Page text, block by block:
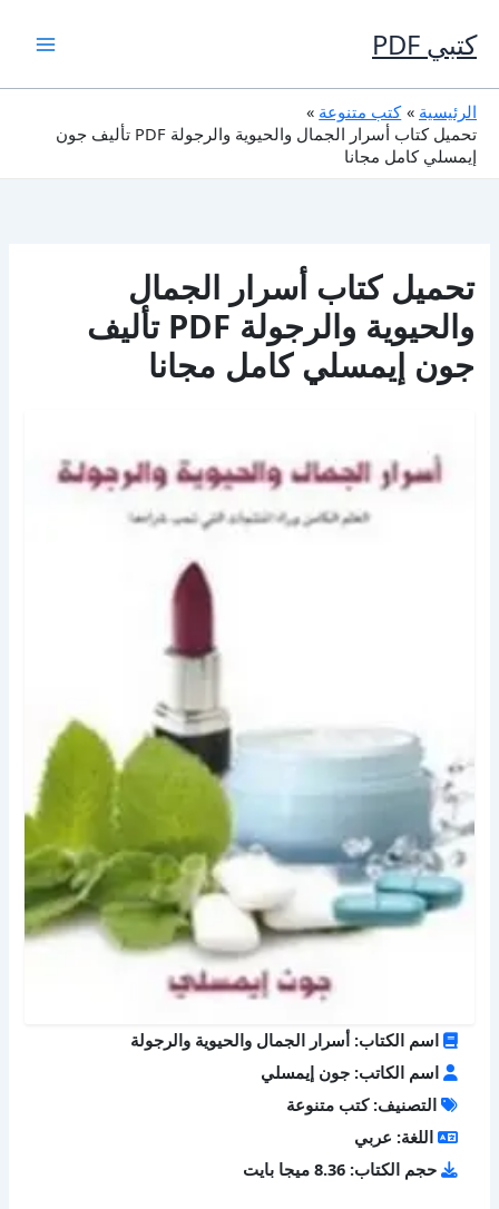
إلى
المحتوى
كتبي PDF
الرئيسية
كتب متنوعة
تحميل كتاب أسرار الجمال والحيوية والرجولة PDF تأليف جون
إيمسلي كامل مجانا
تحميل كتاب أسرار الجمال
والحيوية والرجولة PDF تأليف
جون إيمسلي كامل مجانا
اسم الكتاب: أسرار الجمال والحيوية والرجولة
اسم الكاتب: جون إيمسلي
التصنيف: كتب متنوعة
اللغة: عربي
حجم الكتاب: 8.36 ميجا بايت